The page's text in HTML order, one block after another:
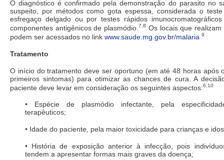
O diagnóstico é confirmado pela demonstração do parasito no
suspeito, por métodos como gota espessa, considerada o
esfregaço delgado ou por testes rápidos
componentes antigênicos de plasmódio. 7,8 Os locais que
podem ser acessados no link www.saude.mg.gov.br/malaria 9
Tratamento
O início do tratamento deve ser oportuno (em até 48 horas após
primeiros sintomas) para otimizar as chances de cura. A
paciente deve levar em consideração os seguintes aspectos:6,10
• Espécie de plasmódio infectante, pela
terapêuticos;
• Idade do paciente, pela maior toxicidade para crianças e
• História de exposição anterior à infecção, pois
tendem a apresentar formas mais graves da doença;